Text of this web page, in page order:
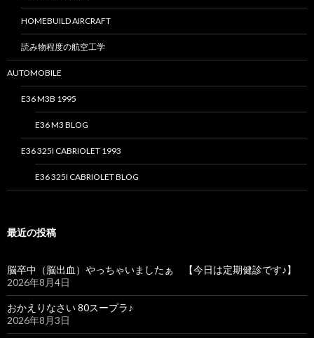
HOMEBUILD AIRCRAFT
読み物程度の航空工学
AUTOMOBILE
E36 M3B 1995
E36 M3 BLOG
E36 325I CABRIOLET 1993
E36 325I CABRIOLET BLOG
最近の投稿
脳卒中（脳出血）やっちゃいましたぁ 【今日は定期健診です♪】
2026年8月4日
おかえりなさい 80スープラ♪
2026年8月3日